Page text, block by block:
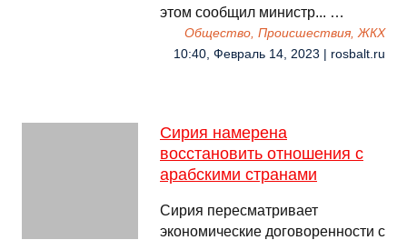
этом сообщил министр... …
Общество, Происшествия, ЖКХ
10:40, Февраль 14, 2023 | rosbalt.ru
Сирия намерена
восстановить отношения с
арабскими странами
Сирия пересматривает
экономические договоренности с